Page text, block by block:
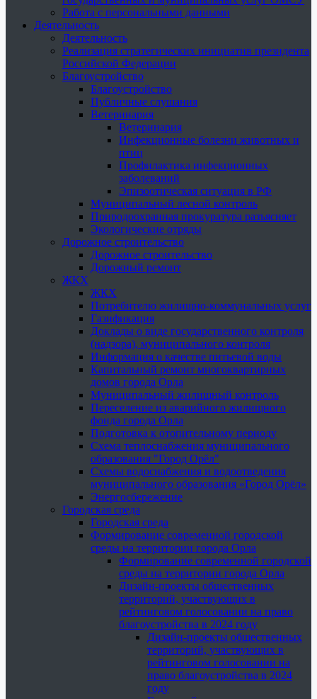
Работа с персональными данными
Деятельность
Деятельность
Реализация стратегических инициатив президента
Российской Федерации
Благоустройство
Благоустройство
Публичные слушания
Ветеринария
Ветеринария
Инфекционные болезни животных и
птиц
Профилактика инфекционных
заболеваний
Эпизоотическая ситуация в РФ
Муниципальный лесной контроль
Природоохранная прокуратура разъясняет
Экологические отряды
Дорожное строительство
Дорожное строительство
Дорожный ремонт
ЖКХ
ЖКХ
Потребителю жилищно-коммунальных услуг
Газификация
Доклады о виде государственного контроля
(надзора), муниципального контроля
Информация о качестве питьевой воды
Капитальный ремонт многоквартирных
домов города Орла
Муниципальный жилищный контроль
Переселение из аварийного жилищного
фонда города Орла
Подготовка к отопительному периоду
Схема теплоснабжения муниципального
образования "Город Орёл"
Схемы водоснабжения и водоотведения
муниципального образования «Город Орёл»
Энергосбережение
Городская среда
Городская среда
Формирование современной городской
среды на территории города Орла
Формирование современной городской
среды на территории города Орла
Дизайн-проекты общественных
территорий, участвующих в
рейтинговом голосовании на право
благоустройства в 2024 году
Дизайн-проекты общественных
территорий, участвующих в
рейтинговом голосовании на
право благоустройства в 2024
году